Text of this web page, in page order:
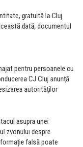
gratuită la Cluj
dată, documentul
pentru persoanele cu
CJ Cluj anunță
autorităților
asupra unei
zvonului despre
falsă poate